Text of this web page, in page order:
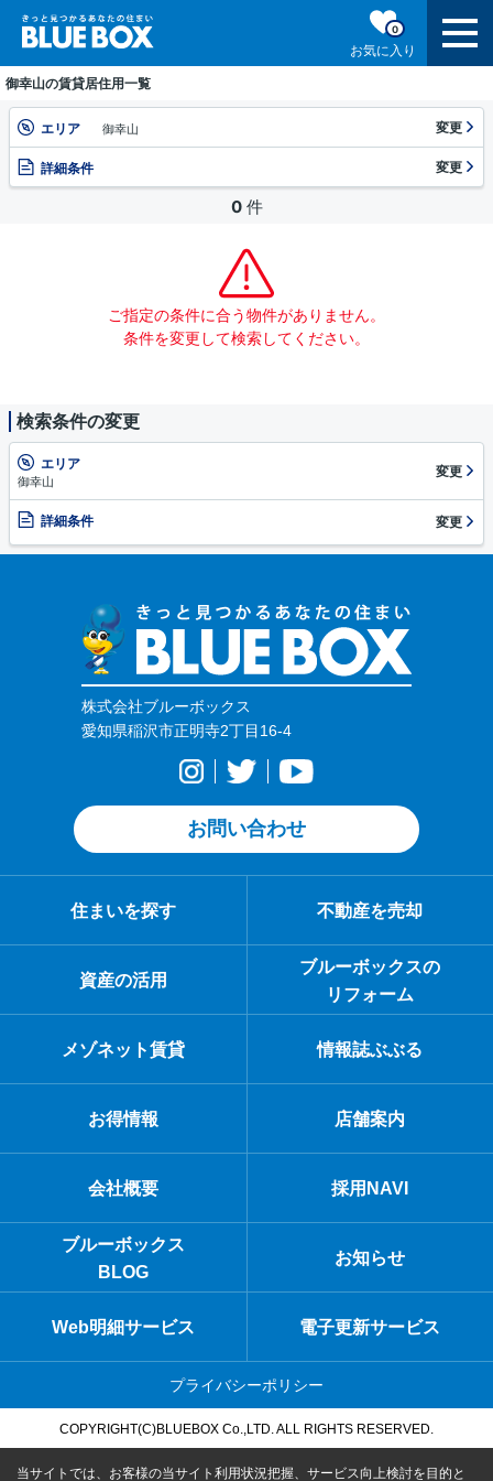
お気に入り
0
御幸山の賃貸居住用一覧
エリア 御幸山 変更
詳細条件 変更
0 件
ご指定の条件に合う物件がありません。
条件を変更して検索してください。
検索条件の変更
エリア
御幸山
変更
詳細条件 変更
株式会社ブルーボックス
愛知県稲沢市正明寺2丁目16-4
お問い合わせ
住まいを探す 不動産を売却
資産の活用
ブルーボックスの
リフォーム
メゾネット賃貸 情報誌ぶぶる
お得情報 店舗案内
会社概要 採用NAVI
ブルーボックス
BLOG
お知らせ
Web明細サービス 電子更新サービス
プライバシーポリシー
COPYRIGHT(C)BLUEBOX Co.,LTD. ALL RIGHTS RESERVED.
当サイトでは、お客様の当サイト利用状況把握、サービス向上検討を目的と